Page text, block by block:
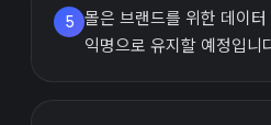
5 몰은 브랜드를 위한 데이
익명으로 유지할 예정입니